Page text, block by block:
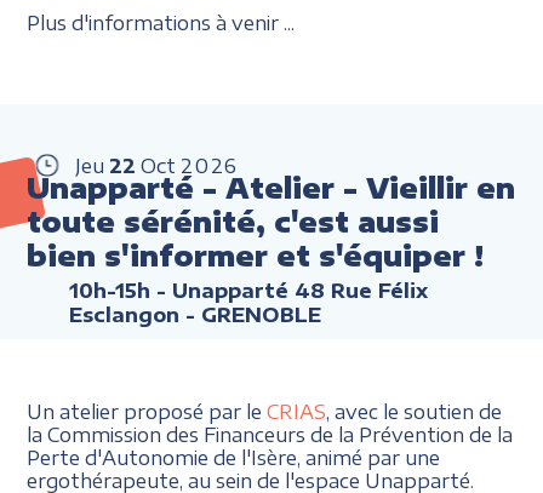
Plus d'informations à venir ...
Jeu 22 Oct 2026
Unapparté - Atelier - Vieillir en
toute sérénité, c'est aussi
bien s'informer et s'équiper !
10h-15h - Unapparté 48 Rue Félix
Esclangon - GRENOBLE
Un atelier proposé par leCRIAS , avec le soutien de
la Commission des Financeurs de la Prévention de la
Perte d'Autonomie de l'Isère, animé par une
ergothérapeute, au sein de l'espace Unapparté.